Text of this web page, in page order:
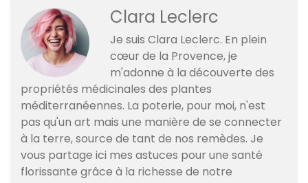
Clara Leclerc
Je suis Clara Leclerc. En plein
cœur de la Provence, je
m'adonne à la découverte des
propriétés médicinales des plantes
méditerranéennes. La poterie, pour moi, n'est
pas qu'un art mais une manière de se connecter
à la terre, source de tant de nos remèdes. Je
vous partage ici mes astuces pour une santé
florissante grâce à la richesse de notre